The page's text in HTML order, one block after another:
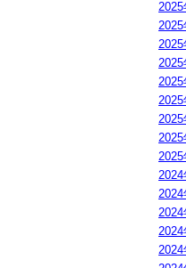
2025
2025
2025
2025
2025
2025
2025
2025
2025
2024
2024
2024
2024
2024